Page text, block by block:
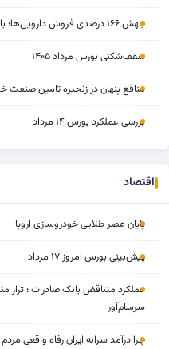
جهش ۱۶۶ درصدی فروش دارویی‌ها؛ بازگشت سودآوری به صنعت درمان
سقف‌شکنی بورس مرداد ۱۴۰۵
منافع پنهان در زنجیره تامین صنعت
بررسی عملکرد بورس ۱۴ مرداد
اقتصاد
پایان عصر طلایی خودروسازی اروپا
پیش‌بینی بورس امروز ۱۷ مرداد
سرسام‌آور
چرا درآمد سرانه ایران رفاه واقعی